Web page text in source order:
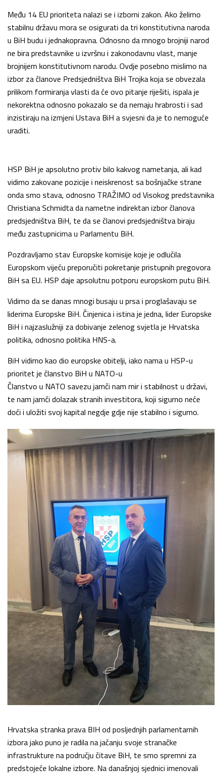
Među 14 EU prioriteta nalazi se i izborni zakon. Ako želimo
stabilnu državu mora se osigurati da tri konstitutivna naroda
u BiH budu i jednakopravna. Odnosno da mnogo brojniji narod
ne bira predstavnike u izvršnu i zakonodavnu vlast, manje
brojnijem konstitutivnom narodu. Ovdje posebno mislimo na
izbor za članove Predsjedništva BiH Trojka koja se obvezala
prilikom formiranja vlasti da će ovo pitanje riješiti, ispala je
nekorektna odnosno pokazalo se da nemaju hrabrosti i sad
inzistiraju na izmjeni Ustava BiH a svjesni da je to nemoguće
uraditi.
HSP BiH je apsolutno protiv bilo kakvog nametanja, ali kad
vidimo zakovane pozicije i neiskrenost sa bošnjačke strane
onda smo stava, odnosno TRAŽIMO od Visokog predstavnika
Christiana Schmidta da nametne indirektan izbor članova
predsjedništva BiH, te da se članovi predsjedništva biraju
među zastupnicima u Parlamentu BiH.
Pozdravljamo stav Europske komisije koje je odlučila
Europskom vijeću preporučiti pokretanje pristupnih pregovora
BiH sa EU. HSP daje apsolutnu potporu europskom putu BiH.
Vidimo da se danas mnogi busaju u prsa i proglašavaju se
liderima Europske BiH. Činjenica i istina je jedna, lider Europske
BiH i najzaslužniji za dobivanje zelenog svjetla je Hrvatska
politika, odnosno politika HNS-a.
BiH vidimo kao dio europske obitelji, iako nama u HSP-u
prioritet je članstvo BiH u NATO-u
Članstvo u NATO savezu jamči nam mir i stabilnost u državi,
te nam jamči dolazak stranih investitora, koji sigurno neće
doći i uložiti svoj kapital negdje gdje nije stabilno i sigurno.
Hrvatska stranka prava BIH od posljednjih parlamentarnih
izbora jako puno je radila na jačanju svoje stranačke
infrastrukture na području čitave BiH, te smo spremni za
predstojeće lokalne izbore. Na današnjoj sjednici imenovali